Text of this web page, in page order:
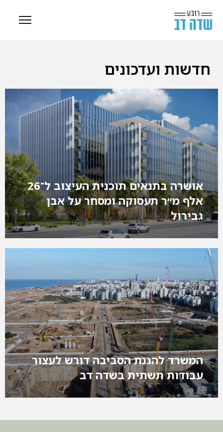
חדשות ועדכונים
אושרה בתנאים תוכנית העיצוב ל־26
אלף מ״ר תעסוקה ומסחר על אבן
גבירול
המשרד להגנת הסביבה דורש לעצור
עבודות תשתית בשדה דב